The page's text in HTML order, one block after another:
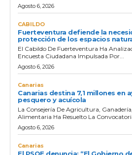
Agosto 6, 2026
CABILDO
Fuerteventura defiende la
protección de los espacios
El Cabildo De Fuerteventura Ha
Encuesta Ciudadana Impulsada Por...
Agosto 6, 2026
Canarias
Canarias destina 7,1 millones en
pesquero y acuícola
La Consejería De Agricultura,
Alimentaria Ha Resuelto La
Agosto 6, 2026
Canarias